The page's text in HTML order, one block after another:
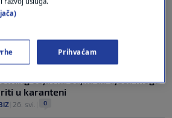
Potteru prodan za 37.500 funti
|
objavila bajku da djeca mogu
u karanteni
26. svi. 0
Prihvaćam